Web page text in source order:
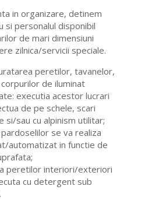
in organizare, detinem
si personalul disponibil
de mari dimensiuni
zilnica/servicii speciale.
peretilor, tavanelor,
de iluminat
executia acestor lucrari
de pe schele, scari
si/sau cu alpinism utilitar;
se va realiza
automatizat in functie de
peretilor interiori/exteriori
cu detergent sub